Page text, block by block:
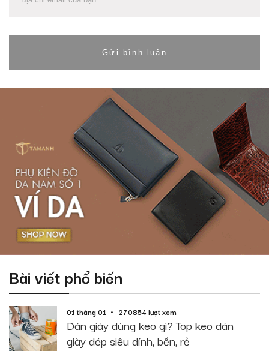
Bài viết phổ biến
01 tháng 01 270854 lượt xem
Dán giày dùng keo gì? Top keo dán
giày dép siêu dính, bền, rẻ